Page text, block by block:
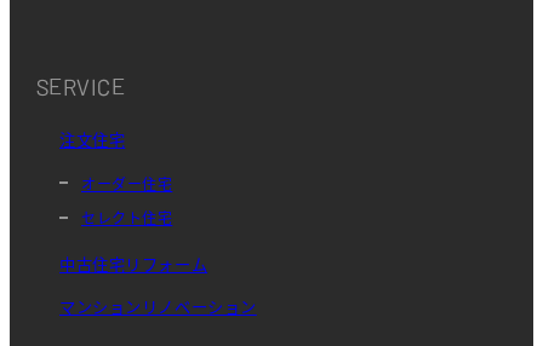
SERVICE
注文住宅
オーダー住宅
セレクト住宅
中古住宅リフォーム
マンションリノベーション